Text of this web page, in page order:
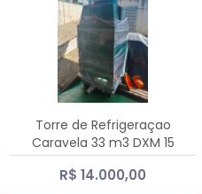
Torre de Refrigeraçao
Caravela 33 m3 DXM 15
R$ 14.000,00